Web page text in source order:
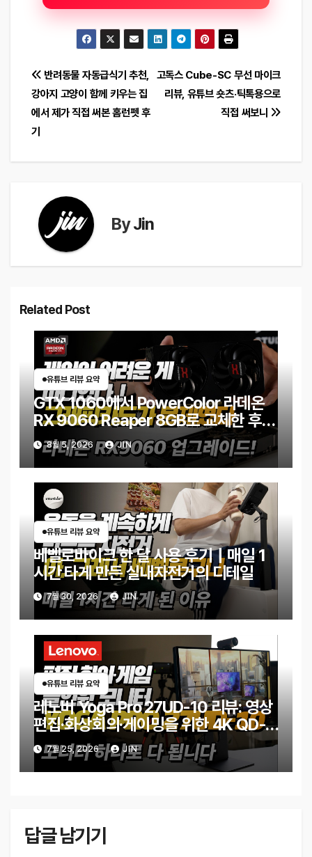
글
탐
색
고독스 Cube-SC 무선 마이크
리뷰, 유튜브 숏츠·틱톡용으로
직접 써보니
반려동물 자동급식기 추천,
강아지 고양이 함께 키우는 집
에서 제가 직접 써본 홈런펫 후
기
ByJin
Related Post
유튜브 리뷰 요약
GTX 1060에서 PowerColor 라데온
RX 9060 Reaper 8GB로 교체한 후기
｜엘든링·몬스터 헌터 와일즈 체감 변화
8월 5, 2026 JIN
유튜브 리뷰 요약
베벨로바이크 한 달 사용 후기｜매일 1
시간 타게 만든 실내자전거의 디테일
7월 30, 2026 JIN
유튜브 리뷰 요약
레노버 Yoga Pro 27UD-10 리뷰: 영상
편집·화상회의·게이밍을 위한 4K QD-
OLED 모니터
7월 25, 2026 JIN
답글 남기기